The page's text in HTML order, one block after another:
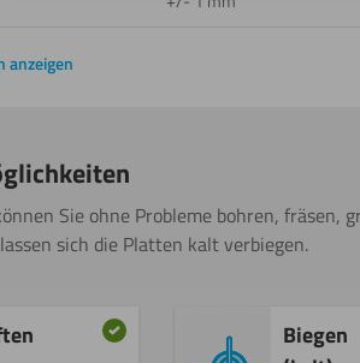
anzeigen
Sie ohne Probleme bohren, fräsen,
sich die Platten kalt verbiegen.
Biegen